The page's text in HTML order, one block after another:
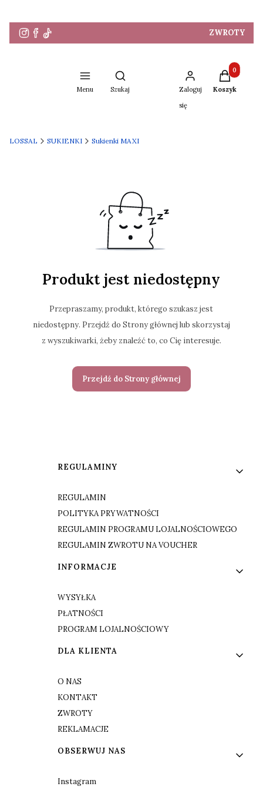
ZWROTY
Menu
Otwórz wyszukiwarkę
Szukaj
Zaloguj
się
Produkty
Koszyk
LOSSAL SUKIENKI Sukienki MAXI
Produkt jest niedostępny
Przepraszamy, produkt, którego szukasz jest
niedostępny. Przejdź do Strony głównej lub skorzystaj
z wyszukiwarki, żeby znaleźć to, co Cię interesuje.
Przejdź do Strony głównej
Linki w stopce
REGULAMINY
REGULAMIN
POLITYKA PRYWATNOŚCI
REGULAMIN PROGRAMU LOJALNOŚCIOWEGO
REGULAMIN ZWROTU NA VOUCHER
INFORMACJE
WYSYŁKA
PŁATNOŚCI
PROGRAM LOJALNOŚCIOWY
DLA KLIENTA
O NAS
KONTAKT
ZWROTY
REKLAMACJE
OBSERWUJ NAS
Instagram